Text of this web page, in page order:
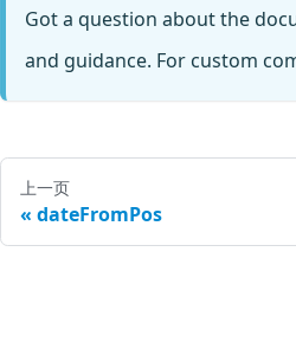
Got a question about the
and guidance. For custom
上一页
dateFromPos